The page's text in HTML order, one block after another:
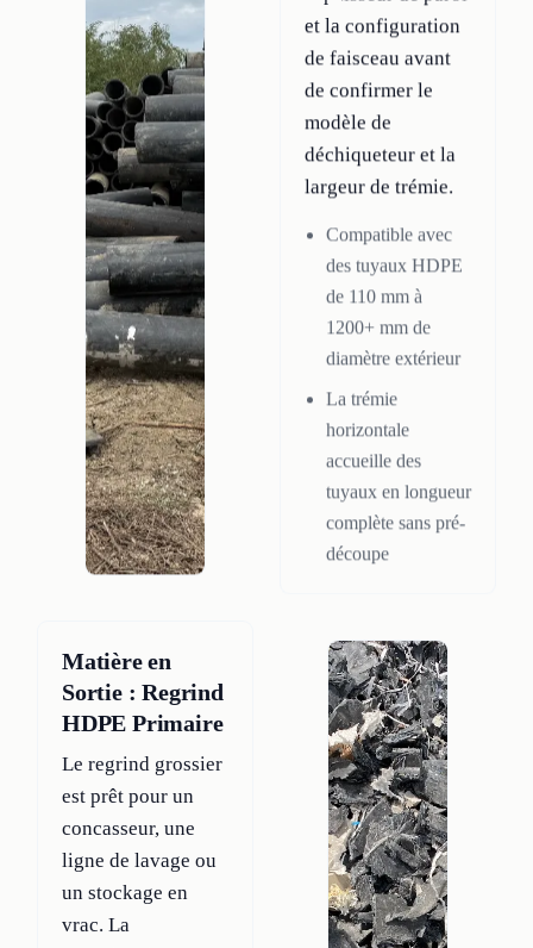
et la configuration
de faisceau avant
de confirmer le
modèle de
déchiqueteur et la
largeur de trémie.
Compatible avec
des tuyaux HDPE
de 110 mm à
1200+ mm de
diamètre extérieur
La trémie
horizontale
accueille des
tuyaux en longueur
complète sans pré-
découpe
Matière en
Sortie : Regrind
HDPE Primaire
Le regrind grossier
est prêt pour un
concasseur, une
ligne de lavage ou
un stockage en
vrac. La